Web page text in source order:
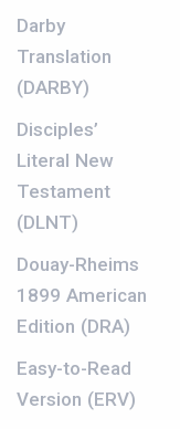
Darby
Translation
(DARBY)
Disciples’
Literal New
Testament
(DLNT)
Douay-Rheims
1899 American
Edition (DRA)
Easy-to-Read
Version (ERV)